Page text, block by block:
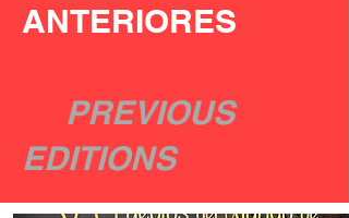
ANTERIORES
PREVIOUS
EDITIONS